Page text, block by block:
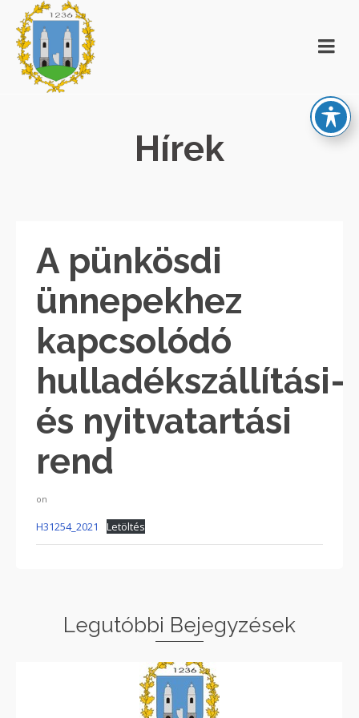
Hírek
A pünkösdi
ünnepekhez
kapcsolódó
hulladékszállítási-
és nyitvatartási
rend
on
H31254_2021 Letöltés
Legutóbbi Bejegyzések